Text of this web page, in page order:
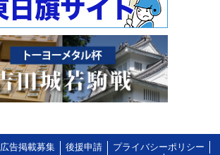
広告掲載募集 後援申請
プライバシーポリシー